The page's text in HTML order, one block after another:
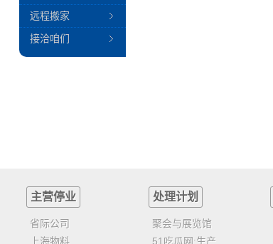
远程搬家
接洽咱们
主营停业
省际公司
上海物料
处理计划
聚会与展览馆
51吃瓜网:生产